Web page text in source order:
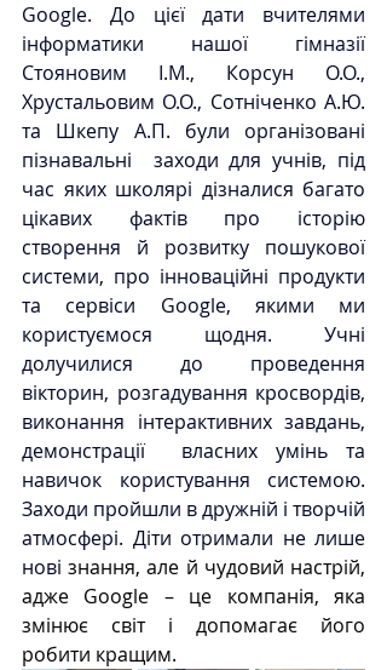
Google. До цієї дати вчителями
інформатики нашої гімназії
Стояновим І.М., Корсун О.О.,
Хрустальовим О.О., Сотніченко А.Ю.
та Шкепу А.П. були організовані
пізнавальні  заходи для учнів, під
час яких школярі дізналися багато
цікавих фактів про історію
створення й розвитку пошукової
системи, про інноваційні продукти
та сервіси Google, якими ми
користуємося щодня. Учні
долучилися до проведення
вікторин, розгадування кросвордів,
виконання інтерактивних завдань,
демонстрації  власних умінь та
навичок користування системою.
Заходи пройшли в дружній і творчій
атмосфері. Діти отримали не лише
нові знання, але й чудовий настрій,
адже Google – це компанія, яка
змінює світ і допомагає його
робити кращим.